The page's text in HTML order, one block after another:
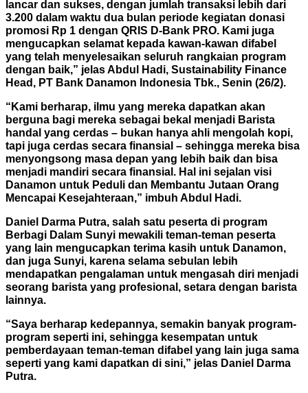
lancar dan sukses, dengan jumlah transaksi lebih dari
3.200 dalam waktu dua bulan periode kegiatan donasi
promosi Rp 1 dengan QRIS D-Bank PRO. Kami juga
mengucapkan selamat kepada kawan-kawan difabel
yang telah menyelesaikan seluruh rangkaian program
dengan baik,” jelas Abdul Hadi, Sustainability Finance
Head, PT Bank Danamon Indonesia Tbk., Senin (26/2).
“Kami berharap, ilmu yang mereka dapatkan akan
berguna bagi mereka sebagai bekal menjadi Barista
handal yang cerdas – bukan hanya ahli mengolah kopi,
tapi juga cerdas secara finansial – sehingga mereka bisa
menyongsong masa depan yang lebih baik dan bisa
menjadi mandiri secara finansial. Hal ini sejalan visi
Danamon untuk Peduli dan Membantu Jutaan Orang
Mencapai Kesejahteraan,” imbuh Abdul Hadi.
Daniel Darma Putra, salah satu peserta di program
Berbagi Dalam Sunyi mewakili teman-teman peserta
yang lain mengucapkan terima kasih untuk Danamon,
dan juga Sunyi, karena selama sebulan lebih
mendapatkan pengalaman untuk mengasah diri menjadi
seorang barista yang profesional, setara dengan barista
lainnya.
“Saya berharap kedepannya, semakin banyak program-
program seperti ini, sehingga kesempatan untuk
pemberdayaan teman-teman difabel yang lain juga sama
seperti yang kami dapatkan di sini,” jelas Daniel Darma
Putra.